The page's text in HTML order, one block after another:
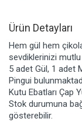
Ürün Detayları
Hem gül hem
sevdiklerinizi
5 adet Gül, 1 adet
Pingui
Kutu Ebatları Çap
Stok durumuna
gösterebilir.